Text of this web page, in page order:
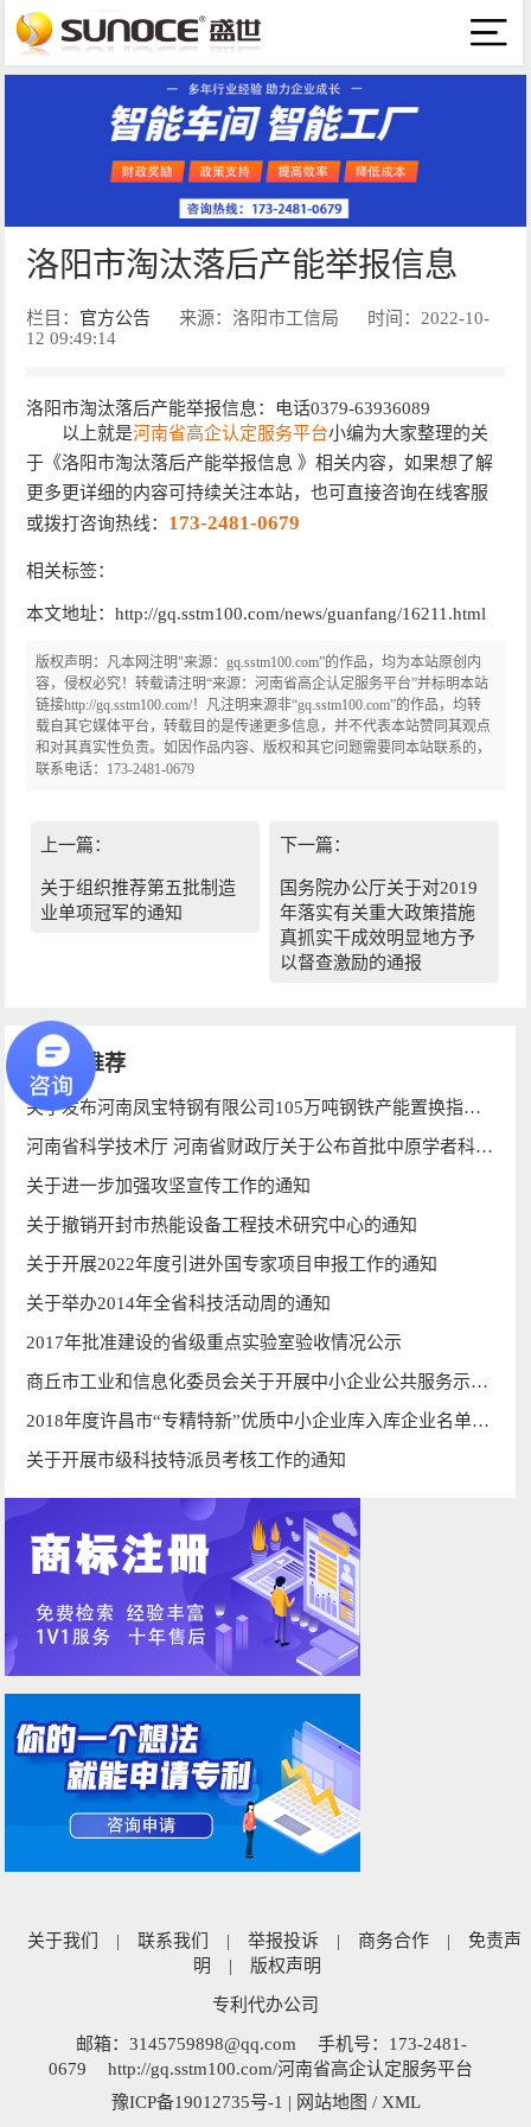
洛阳市淘汰落后产能举报信息
栏目： 官方公告 来源：洛阳市工信局
时间：2022-10-
12 09:49:14
洛阳市淘汰落后产能举报信息：电话0379-63936089
以上就是河南省高企认定服务平台小编为大家整理的关
于《洛阳市淘汰落后产能举报信息 》相关内容，如果想了解
更多更详细的内容可持续关注本站，也可直接咨询在线客服
或拨打咨询热线： 173-2481-0679
相关标签：
本文地址：http://gq.sstm100.com/news/guanfang/16211.html
版权声明：凡本网注明"来源：gq.sstm100.com”的作品，均为本站原创内
容，侵权必究！转载请注明“来源：河南省高企认定服务平台”并标明本站
链接http://gq.sstm100.com/！凡注明来源非“gq.sstm100.com”的作品，均转
载自其它媒体平台，转载目的是传递更多信息，并不代表本站赞同其观点
和对其真实性负责。如因作品内容、版权和其它问题需要同本站联系的，
联系电话：173-2481-0679
上一篇：
关于组织推荐第五批制造
业单项冠军的通知
下一篇：
国务院办公厅关于对2019
年落实有关重大政策措施
真抓实干成效明显地方予
以督查激励的通报
文章推荐
关于发布河南凤宝特钢有限公司105万吨钢铁产能置换指标出让信息的公示
河南省科学技术厅 河南省财政厅关于公布首批中原学者科学家工作室名单的通知
关于进一步加强攻坚宣传工作的通知
关于撤销开封市热能设备工程技术研究中心的通知
关于开展2022年度引进外国专家项目申报工作的通知
关于举办2014年全省科技活动周的通知
2017年批准建设的省级重点实验室验收情况公示
商丘市工业和信息化委员会关于开展中小企业公共服务示范平台小型微型企业创业创新示范基地运营情况检查工作的通知
2018年度许昌市“专精特新”优质中小企业库入库企业名单公示
关于开展市级科技特派员考核工作的通知
关于我们 | 联系我们 | 举报投诉 | 商务合作 |
免责声
明
| 版权声明
专利代办公司
邮箱：3145759898@qq.com
手机号：173-2481-
0679
http://gq.sstm100.com/河南省高企认定服务平台
豫ICP备19012735号-1 | 网站地图 / XML